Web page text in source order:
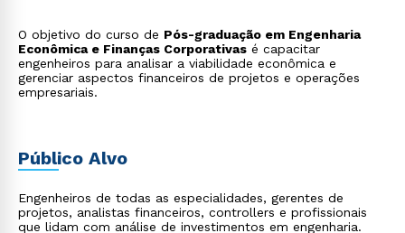
O objetivo do curso de Pós-graduação em Engenharia
Econômica e Finanças Corporativas é capacitar
engenheiros para analisar a viabilidade econômica e
gerenciar aspectos financeiros de projetos e operações
empresariais.
Público Alvo
Engenheiros de todas as especialidades, gerentes de
projetos, analistas financeiros, controllers e profissionais
que lidam com análise de investimentos em engenharia.